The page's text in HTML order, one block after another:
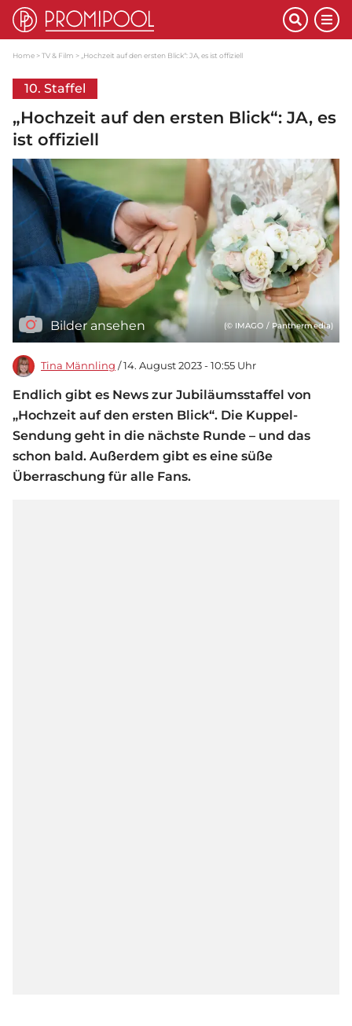
Home TV & Film „Hochzeit auf den ersten Blick“: JA, es ist offiziell
10. Staffel
„Hochzeit auf den ersten Blick“: JA, es
ist offiziell
Bilder ansehen (© IMAGO / Panthermedia)
Tina Männling / 14. August 2023 - 10:55 Uhr
Endlich gibt es News zur Jubiläumsstaffel von
„Hochzeit auf den ersten Blick“. Die Kuppel-
Sendung geht in die nächste Runde – und das
schon bald. Außerdem gibt es eine süße
Überraschung für alle Fans.